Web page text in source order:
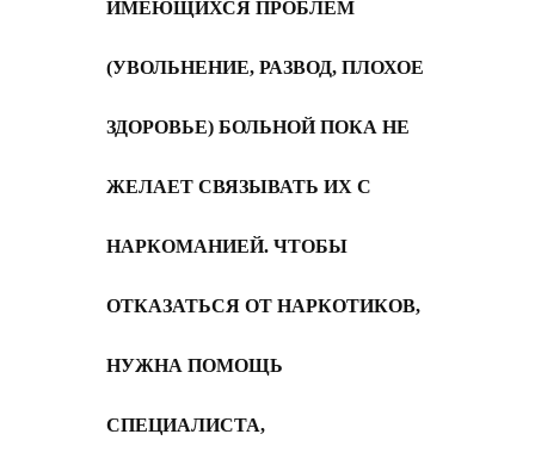
ИМЕЮЩИХСЯ ПРОБЛЕМ
(УВОЛЬНЕНИЕ, РАЗВОД, ПЛОХОЕ
ЗДОРОВЬЕ) БОЛЬНОЙ ПОКА НЕ
ЖЕЛАЕТ СВЯЗЫВАТЬ ИХ С
НАРКОМАНИЕЙ. ЧТОБЫ
ОТКАЗАТЬСЯ ОТ НАРКОТИКОВ,
НУЖНА ПОМОЩЬ
СПЕЦИАЛИСТА,